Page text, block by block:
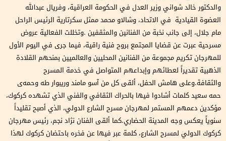
والدكتور خالد شواني وزير العدل في الحكومة العراقية، وفريال عبدالله
العضوة القيادیة في الاتحاد، وشالاو محمد ممثل سكرتارية الرئيس الراحل
مام جلال، إلى جانب نخبة من الفنانين والمثقفين .وتخللت الفعالية عروض
مسرحية عبرت عن قضايا المجتمع بروح فنية راقية، فيما جرى في اليوم الأول
للمهرجان تكريم مجموعة من الفنانين المحليين والعالميين بمنحهم القلادة
الذهبية تقديراً لعطائهم وإبداعهم المتواصل في خدمة المسرح
والثقافة.وعلى هامش الحفل، ألقى كل من آسو مامند وريبوار طه وحمەی
حمه سعيد كلمات أشادوا فيها بالحراك الثقافي والفني الذي تشهده كركوك،
مؤكدين دعمهم المستمر لمهرجان مسرح الشارع الدولي، الذي أصبح تقليداً
سنوياً يعكس وجه المدينة الحضاري.كما ألقى الفنان نژاد نجم، رئيس مهرجان
كركوك الدولي لمسرح الشارع، كلمة عبر فيها عن فخره باحتضان كركوك لهذا